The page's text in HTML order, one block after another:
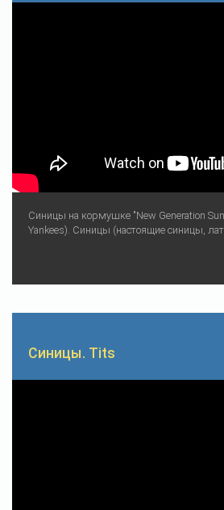
Cиницы на кормушке "New Generation
Yankees). Синицы (настоящие синицы,
Синицы. Tits